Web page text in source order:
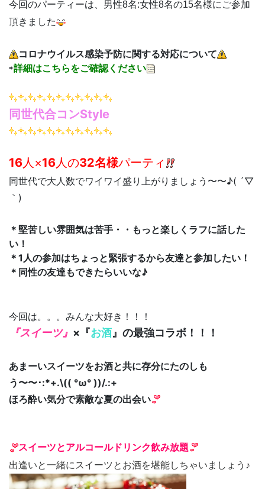
今回のパーティーは、男性8名:女性8名の15名様にご参加
頂きました
コロナウイルス感染予防に関する対応について
⇨詳細はこちらをご確認ください
同世代合コンStyle
16人×16人の32名様パーティ
同世代で大人数でワイワイ盛り上がりましょう〜〜♪( ´▽
｀)
＊堅苦しい雰囲気は苦手・・もっと楽しくラフに話した
い！
＊1人の参加はちょっと緊張するから友達と参加したい！
＊同性の友達もできたらいいな♪
今回は。。。みんな大好き！！！
『スイーツ』 ×『お酒』の最強コラボ！！！
あまーいスイーツをお酒と共に存分にたのしも
う〜〜･:*+.\(( °ω° ))/.:+
ほろ酔い気分で素敵な夏の出会い
スイーツとアルコールドリンク飲み放題
出逢いと一緒にスイーツとお酒を堪能しちゃいましょう♪